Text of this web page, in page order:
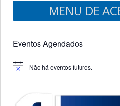
MENU DE
Eventos Agendados
Notice Não há eventos futuros.